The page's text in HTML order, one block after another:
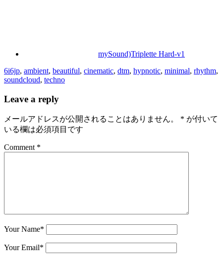
mySound)Triplette Hard-v1
6i6jp, ambient, beautiful, cinematic, dtm, hypnotic, minimal, rhythm,
soundcloud, techno
Leave a reply
メールアドレスが公開されることはありません。 * が付いて
いる欄は必須項目です
Comment *
Your Name*
Your Email*